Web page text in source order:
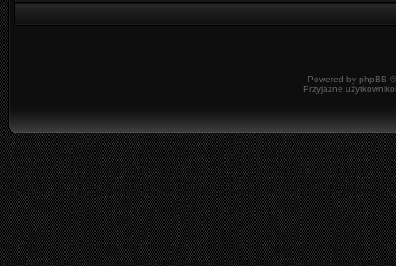
Powered by phpBB
Przyjazne